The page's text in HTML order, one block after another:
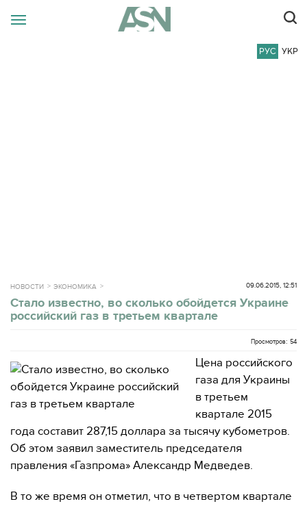
РУС УКР
НОВОСТИ ЭКОНОМИКА 09.06.2015, 12:51
Стало известно, во сколько обойдется Украине
российский газ в третьем квартале
Просмотров: 54
Цена российского
газа для Украины
в третьем
квартале 2015
года составит 287,15 доллара за тысячу кубометров.
Об этом заявил заместитель председателя
правления «Газпрома» Александр Медведев.
В то же время он отметил, что в четвертом квартале